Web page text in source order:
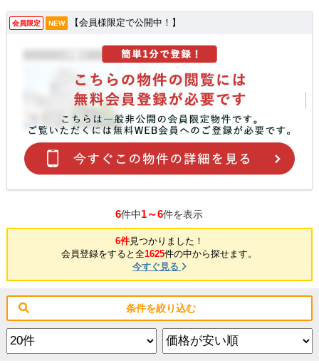
会員限定 NEW 【会員様限定で公開中！】
6件中1～6件を表示
6件見つかりました！
会員登録をすると全1625件の中から探せます。
今すぐ見る
条件を絞り込む